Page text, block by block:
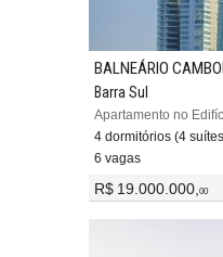
BALNEÁRIO
Barra Sul
Apartamento no
4 dormitórios (4
6 vagas
R$ 19.000.000,00